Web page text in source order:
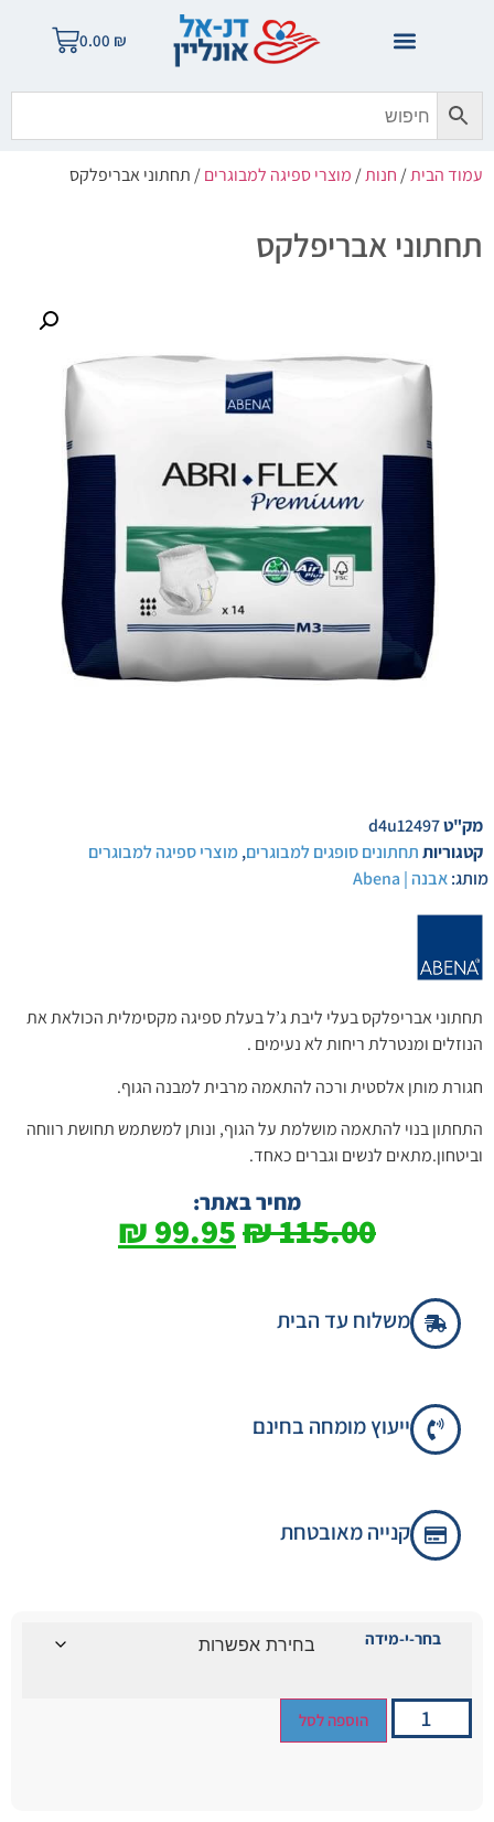
0.00 ₪
עמוד הבית/חנות/מוצרי ספיגה למבוגרים/ תחתוני אבריפלקס
תחתוני אבריפלקס
מק"טd4u12497
קטגוריותתחתונים סופגים למבוגרים,מוצרי ספיגה למבוגרים
מותג:אבנה | Abena
תחתוני אבריפלקס בעלי ליבת ג’ל בעלת ספיגה מקסימלית הכולאת את
הנוזלים ומנטרלת ריחות לא נעימים .
חגורת מותן אלסטית ורכה להתאמה מרבית למבנה הגוף.
התחתון בנוי להתאמה מושלמת על הגוף, ונותן למשתמש תחושת רווחה
וביטחון.מתאים לנשים וגברים כאחד.
מחיר באתר:
115.00
₪
99.95
₪
משלוח עד הבית
ייעוץ מומחה בחינם
קנייה מאובטחת
בחר-י-מידה
הוספה לסל